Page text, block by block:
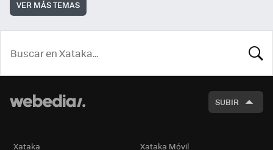
VER MÁS TEMAS
SUBIR
Xataka Xataka Móvil